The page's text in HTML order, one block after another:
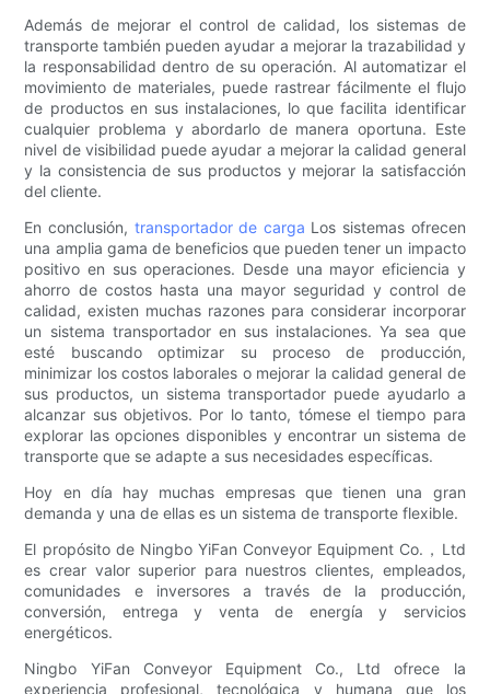
Además de mejorar el control de calidad, los sistemas de
transporte también pueden ayudar a mejorar la trazabilidad y
la responsabilidad dentro de su operación. Al automatizar el
movimiento de materiales, puede rastrear fácilmente el flujo
de productos en sus instalaciones, lo que facilita identificar
cualquier problema y abordarlo de manera oportuna. Este
nivel de visibilidad puede ayudar a mejorar la calidad general
y la consistencia de sus productos y mejorar la satisfacción
del cliente.
En conclusión, transportador de carga Los sistemas ofrecen
una amplia gama de beneficios que pueden tener un impacto
positivo en sus operaciones. Desde una mayor eficiencia y
ahorro de costos hasta una mayor seguridad y control de
calidad, existen muchas razones para considerar incorporar
un sistema transportador en sus instalaciones. Ya sea que
esté buscando optimizar su proceso de producción,
minimizar los costos laborales o mejorar la calidad general de
sus productos, un sistema transportador puede ayudarlo a
alcanzar sus objetivos. Por lo tanto, tómese el tiempo para
explorar las opciones disponibles y encontrar un sistema de
transporte que se adapte a sus necesidades específicas.
Hoy en día hay muchas empresas que tienen una gran
demanda y una de ellas es un sistema de transporte flexible.
El propósito de Ningbo YiFan Conveyor Equipment Co.，Ltd
es crear valor superior para nuestros clientes, empleados,
comunidades e inversores a través de la producción,
conversión, entrega y venta de energía y servicios
energéticos.
Ningbo YiFan Conveyor Equipment Co., Ltd ofrece la
experiencia profesional, tecnológica y humana que los